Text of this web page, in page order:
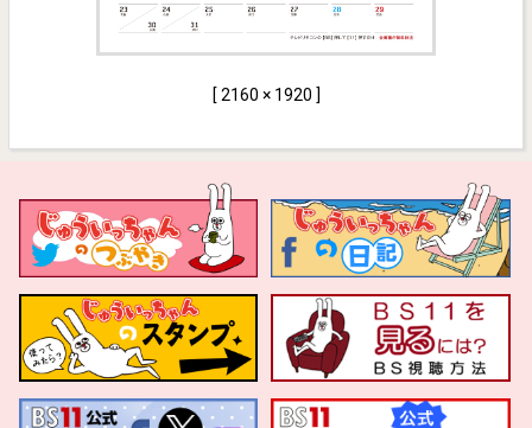
[ 2160 × 1920 ]